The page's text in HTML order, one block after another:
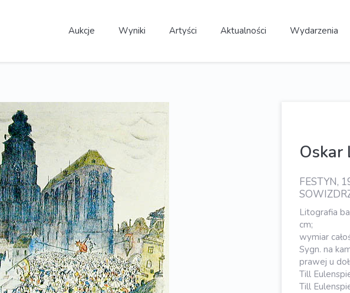
Aukcje Wyniki Artyści Aktualności Wydarzenia
Oskar
FESTYN,
Litografia
cm;
wymiar
Sygn. na
prawej u
Till
Till